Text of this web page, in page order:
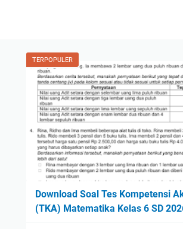
TERPOPULER
Download Soal Tes Kompetensi
(TKA) Matematika Kelas 6 SD